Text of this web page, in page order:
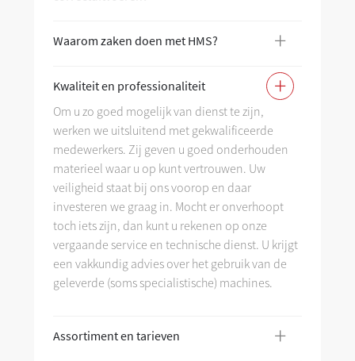
Waarom zaken doen met HMS? +
Kwaliteit en professionaliteit +
Om u zo goed mogelijk van dienst te zijn,
werken we uitsluitend met gekwalificeerde
medewerkers. Zij geven u goed onderhouden
materieel waar u op kunt vertrouwen. Uw
veiligheid staat bij ons voorop en daar
investeren we graag in. Mocht er onverhoopt
toch iets zijn, dan kunt u rekenen op onze
vergaande service en technische dienst. U krijgt
een vakkundig advies over het gebruik van de
geleverde (soms specialistische) machines.
Assortiment en tarieven +